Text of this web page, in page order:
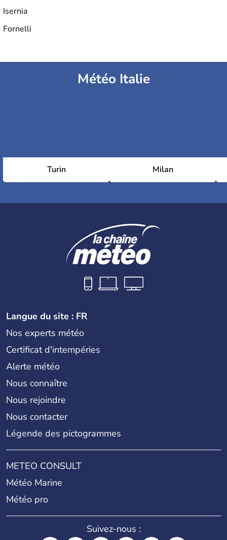
Isernia
Fornelli
Météo Italie
Turin Milan
Langue du site : FR
Nos experts météo
Certificat d'intempéries
Alerte météo
Nous connaître
Nous rejoindre
Nous contacter
Légende des pictogrammes
METEO CONSULT
Météo Marine
Météo pro
Suivez-nous :